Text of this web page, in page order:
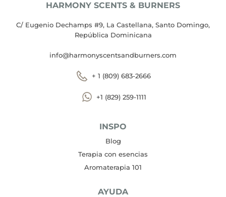
HARMONY SCENTS & BURNERS
C/ Eugenio Dechamps #9, La Castellana, Santo Domingo,
República Dominicana
info@harmonyscentsandburners.com
+ 1 (809) 683-2666
+1 (829) 259-1111
INSPO
Blog
Terapia con esencias
Aromaterapia 101
AYUDA